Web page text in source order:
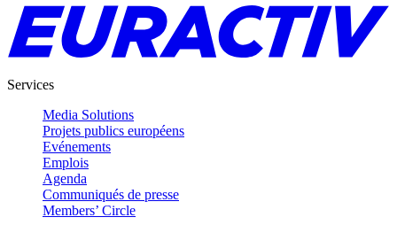
Services
Media Solutions
Projets publics européens
Evénements
Emplois
Agenda
Communiqués de presse
Members’ Circle